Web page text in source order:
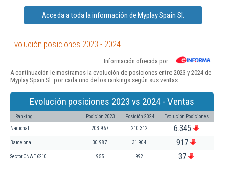
Acceda a toda la información de Myplay Spain Sl.
Evolución posiciones 2023 - 2024
Información ofrecida por
A continuación le mostramos la evolución de posiciones entre 2023 y 2024 de
Myplay Spain Sl. por cada uno de los rankings según sus ventas:
Evolución posiciones 2023 vs 2024 - Ventas
Ranking Posición 2023 Posición 2024 Evolución Posiciones
Nacional 203.967 210.312 6.345
Barcelona 30.987 31.904 917
Sector CNAE 6210 955 992 37